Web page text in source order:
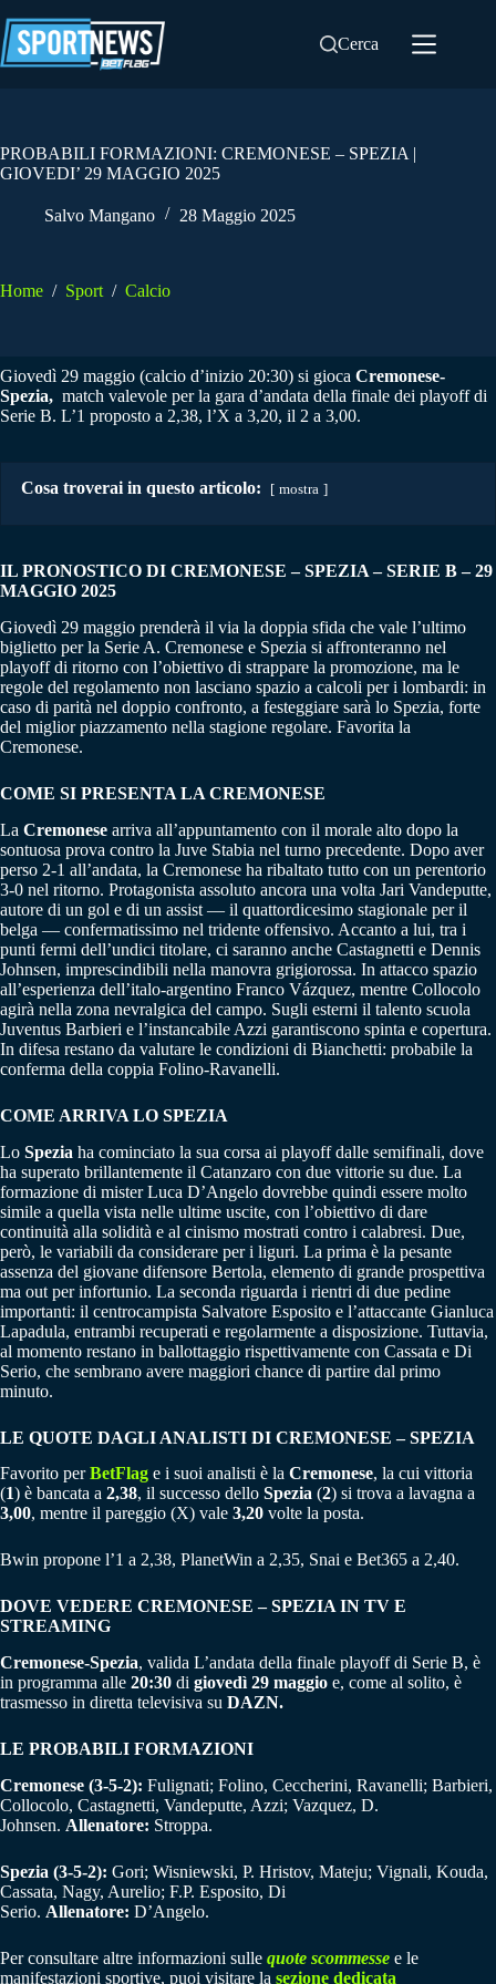
al
contenuto
Cerca
PROBABILI FORMAZIONI: CREMONESE – SPEZIA |
GIOVEDI’ 29 MAGGIO 2025
Salvo Mangano 28 Maggio 2025
Home / Sport / Calcio
Giovedì 29 maggio (calcio d’inizio 20:30) si gioca Cremonese-
Spezia, match valevole per la gara d’andata della finale dei playoff di
Serie B. L’1 proposto a 2,38, l’X a 3,20, il 2 a 3,00.
Cosa troverai in questo articolo: mostra
IL PRONOSTICO DI CREMONESE – SPEZIA – SERIE B – 29
MAGGIO 2025
Giovedì 29 maggio prenderà il via la doppia sfida che vale l’ultimo
biglietto per la Serie A. Cremonese e Spezia si affronteranno nel
playoff di ritorno con l’obiettivo di strappare la promozione, ma le
regole del regolamento non lasciano spazio a calcoli per i lombardi: in
caso di parità nel doppio confronto, a festeggiare sarà lo Spezia, forte
del miglior piazzamento nella stagione regolare. Favorita la
Cremonese.
COME SI PRESENTA LA CREMONESE
La Cremonese arriva all’appuntamento con il morale alto dopo la
sontuosa prova contro la Juve Stabia nel turno precedente. Dopo aver
perso 2-1 all’andata, la Cremonese ha ribaltato tutto con un perentorio
3-0 nel ritorno. Protagonista assoluto ancora una volta Jari Vandeputte,
autore di un gol e di un assist — il quattordicesimo stagionale per il
belga — confermatissimo nel tridente offensivo. Accanto a lui, tra i
punti fermi dell’undici titolare, ci saranno anche Castagnetti e Dennis
Johnsen, imprescindibili nella manovra grigiorossa. In attacco spazio
all’esperienza dell’italo-argentino Franco Vázquez, mentre Collocolo
agirà nella zona nevralgica del campo. Sugli esterni il talento scuola
Juventus Barbieri e l’instancabile Azzi garantiscono spinta e copertura.
In difesa restano da valutare le condizioni di Bianchetti: probabile la
conferma della coppia Folino-Ravanelli.
COME ARRIVA LO SPEZIA
Lo Spezia ha cominciato la sua corsa ai playoff dalle semifinali, dove
ha superato brillantemente il Catanzaro con due vittorie su due. La
formazione di mister Luca D’Angelo dovrebbe quindi essere molto
simile a quella vista nelle ultime uscite, con l’obiettivo di dare
continuità alla solidità e al cinismo mostrati contro i calabresi. Due,
però, le variabili da considerare per i liguri. La prima è la pesante
assenza del giovane difensore Bertola, elemento di grande prospettiva
ma out per infortunio. La seconda riguarda i rientri di due pedine
importanti: il centrocampista Salvatore Esposito e l’attaccante Gianluca
Lapadula, entrambi recuperati e regolarmente a disposizione. Tuttavia,
al momento restano in ballottaggio rispettivamente con Cassata e Di
Serio, che sembrano avere maggiori chance di partire dal primo
minuto.
LE QUOTE DAGLI ANALISTI DI CREMONESE – SPEZIA
Favorito perBetFlag e i suoi analisti è la Cremonese, la cui vittoria
(1) è bancata a 2,38, il successo dello Spezia (2) si trova a lavagna a
3,00, mentre il pareggio (X) vale 3,20 volte la posta.
Bwin propone l’1 a 2,38, PlanetWin a 2,35, Snai e Bet365 a 2,40.
DOVE VEDERE CREMONESE – SPEZIA IN TV E
STREAMING
Cremonese-Spezia, valida L’andata della finale playoff di Serie B, è
in programma alle 20:30 di giovedì 29 maggio e, come al solito, è
trasmesso in diretta televisiva su DAZN.
LE PROBABILI FORMAZIONI
Cremonese (3-5-2): Fulignati; Folino, Ceccherini, Ravanelli; Barbieri,
Collocolo, Castagnetti, Vandeputte, Azzi; Vazquez, D.
Johnsen. Allenatore: Stroppa.
Spezia (3-5-2): Gori; Wisniewski, P. Hristov, Mateju; Vignali, Kouda,
Cassata, Nagy, Aurelio; F.P. Esposito, Di
Serio. Allenatore: D’Angelo.
Per consultare altre informazioni sulle quote scommesse e le
manifestazioni sportive, puoi visitare la sezione dedicata